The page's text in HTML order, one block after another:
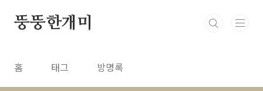
뚱뚱한개미
홈 태그 방명록